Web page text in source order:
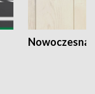
Nowoczesna